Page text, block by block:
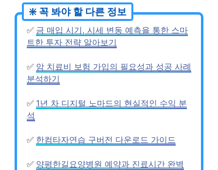
✅ 금 매입 시기, 시세 변동 예측을 통한 스마
트한 투자 전략 알아보기
✅ 암 치료비 보험 가입의 필요성과 성공 사례
분석하기
✅ 1년 차 디지털 노마드의 현실적인 수익 분
석
✅ 한컴타자연습 구버전 다운로드 가이드
✅ 양평한길요양병원 예약과 진료시간 완벽